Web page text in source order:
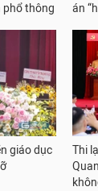
phổ thông
án
giáo dục
Thi